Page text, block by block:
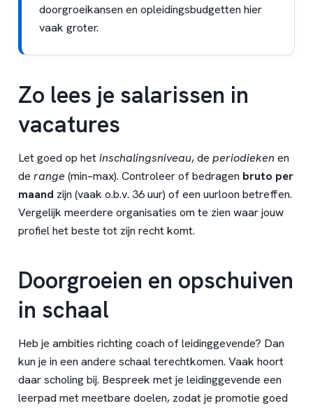
doorgroeikansen en opleidingsbudgetten hier
vaak groter.
Zo lees je salarissen in
vacatures
Let goed op hetinschalingsniveau, de periodieken en
de range (min–max). Controleer of bedragen bruto per
maand zijn (vaak o.b.v. 36 uur) of een uurloon betreffen.
Vergelijk meerdere organisaties om te zien waar jouw
profiel het beste tot zijn recht komt.
Doorgroeien en opschuiven
in schaal
Heb je ambities richting coach of leidinggevende? Dan
kun je in een andere schaal terechtkomen. Vaak hoort
daar scholing bij. Bespreek met je leidinggevende een
leerpad met meetbare doelen, zodat je promotie goed